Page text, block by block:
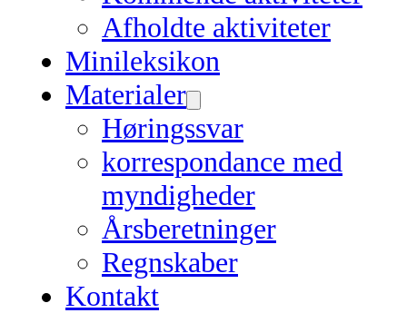
Afholdte aktiviteter
Minileksikon
Materialer
Høringssvar
korrespondance med
myndigheder
Årsberetninger
Regnskaber
Kontakt